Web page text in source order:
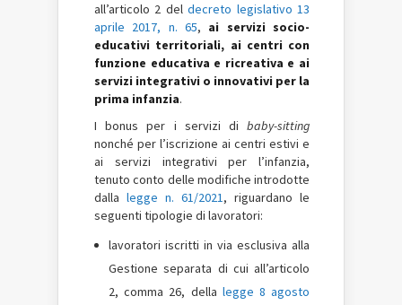
all’articolo 2 deldecreto legislativo 13
aprile 2017, n. 65, ai servizi socio-
educativi territoriali, ai centri con
funzione educativa e ricreativa e ai
servizi integrativi o innovativi per la
prima infanzia.
I bonus per i servizi di baby-sitting
nonché per l’iscrizione ai centri estivi e
ai servizi integrativi per l’infanzia,
tenuto conto delle modifiche introdotte
dalla legge n. 61/2021, riguardano le
seguenti tipologie di lavoratori:
lavoratori iscritti in via esclusiva alla
Gestione separata di cui all’articolo
2, comma 26, della legge 8 agosto